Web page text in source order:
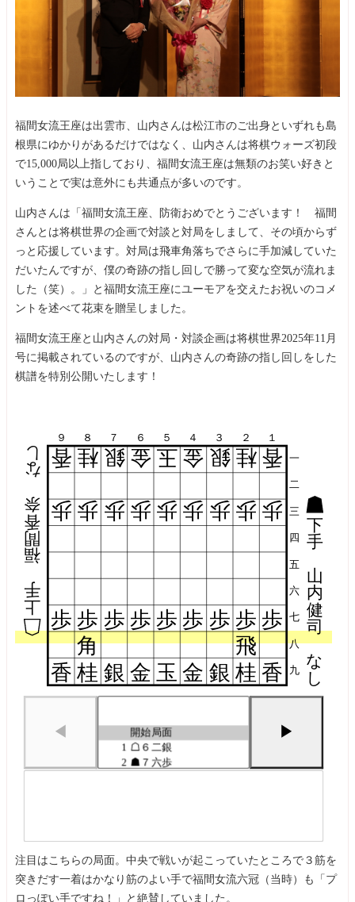
福間女流王座は出雲市、山内さんは松江市のご出身といずれも島
根県にゆかりがあるだけではなく、山内さんは将棋ウォーズ初段
で15,000局以上指しており、福間女流王座は無類のお笑い好きと
いうことで実は意外にも共通点が多いのです。
山内さんは「福間女流王座、防衛おめでとうございます！ 福間
さんとは将棋世界の企画で対談と対局をしまして、その頃からず
っと応援しています。対局は飛車角落ちでさらに手加減していた
だいたんですが、僕の奇跡の指し回しで勝って変な空気が流れま
した（笑）。」と福間女流王座にユーモアを交えたお祝いのコメ
ントを述べて花束を贈呈しました。
福間女流王座と山内さんの対局・対談企画は将棋世界2025年11月
号に掲載されているのですが、山内さんの奇跡の指し回しをした
棋譜を特別公開いたします！
９
一
８
二
７
三
６
四
５
五
４
六
３
七
２
八
１
九
香 桂 銀 金 玉 金 銀 桂 香
歩 歩 歩 歩 歩 歩 歩 歩 歩
歩 歩 歩 歩 歩 歩 歩 歩 歩
角
飛
香 桂 銀 金 玉 金 銀 桂 香 し
な
司
健
内
山
手
下
し
な
奈
香
間
福
手
上
◀
開始局面
1 ☖６二銀
2 ☗７六歩
9☖４二玉
10☗３八玉
11
☖３二玉
▶
注目はこちらの局面。中央で戦いが起こっていたところで３筋を
突きだす一着はかなり筋のよい手で福間女流六冠（当時）も「プ
ロっぽい手ですね！」と絶賛していました。